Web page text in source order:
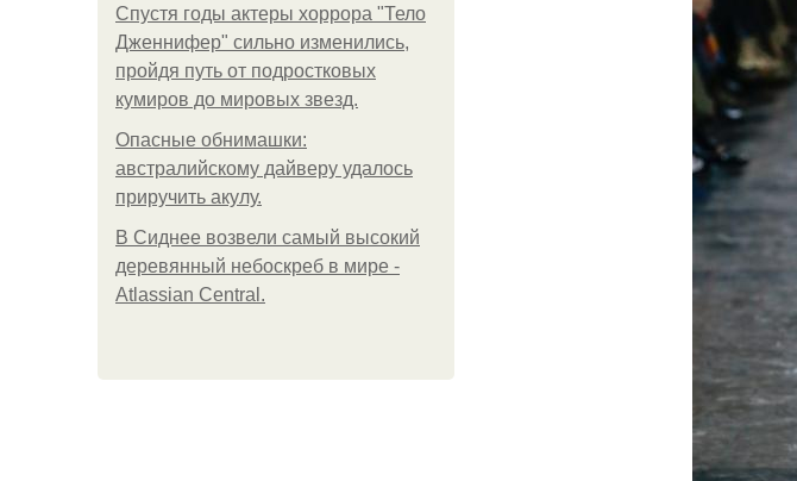
Спустя годы актеры хоррора "Тело
Дженнифер" сильно изменились,
пройдя путь от подростковых
кумиров до мировых звезд.
Опасные обнимашки:
австралийскому дайверу удалось
приручить акулу.
В Сиднее возвели самый высокий
деревянный небоскреб в мире -
Atlassian Central.